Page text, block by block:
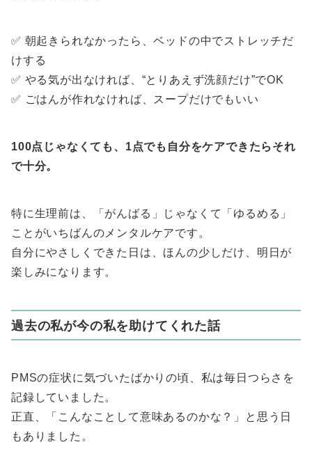
✅ 朝起きられなかったら、ベッドの中でストレッチだ
けする
✅ やる気が出なければ、“とりあえず洗顔だけ”でOK
✅ ごはんが作れなければ、スープだけでもいい
100点じゃなくても、1点でも自分をケアできたらそれ
で十分。
特に生理前は、「がんばる」じゃなくて「ゆるめる」
ことがいちばんのメンタルケアです。
自分にやさしくできた日は、ほんの少しだけ、明日が
楽しみになります。
過去の私が今の私を助けてくれた話
PMSの症状に気づいたばかりの頃、私は毎日つらさを
記録していました。
正直、「こんなことして意味あるのかな？」と思う日
もありました。